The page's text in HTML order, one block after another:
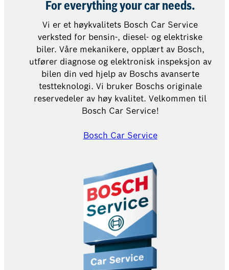
For everything your car needs.
Vi er et høykvalitets Bosch Car Service
verksted for bensin-, diesel- og elektriske
biler. Våre mekanikere, opplært av Bosch,
utfører diagnose og elektronisk inspeksjon av
bilen din ved hjelp av Boschs avanserte
testteknologi. Vi bruker Boschs originale
reservedeler av høy kvalitet. Velkommen til
Bosch Car Service!
Bosch Car Service